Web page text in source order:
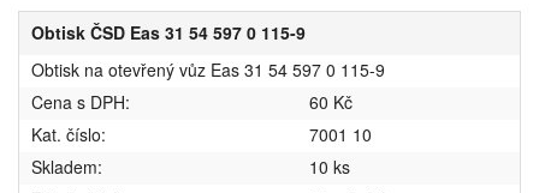
Obtisk ČSD Eas 31 54 597 0 115-9
Obtisk na otevřený vůz Eas 31 54 597 0 115-9
Cena s DPH:
60 Kč
Kat. číslo:
7001 10
Skladem:
10 ks